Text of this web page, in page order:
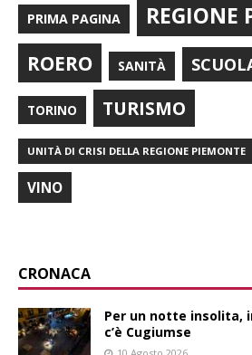
PRIMA PAGINA REGIONE
ROERO SANITÀ
TORINO TURISMO
UNITÀ DI CRISI DELLA REGIONE PIEMONTE
VINO
CRONACA
Per un notte insolita,
c’è Cugiumse